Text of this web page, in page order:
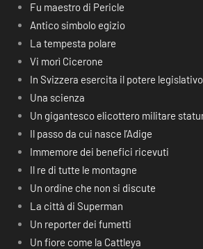
Fu maestro di Pericle
Antico simbolo egizio
La tempesta polare
Vi morì Cicerone
In Svizzera esercita il potere legislativo
Una scienza
Un gigantesco elicottero militare
Il passo da cui nasce l’Adige
Immemore dei benefici ricevuti
Il re di tutte le montagne
Un ordine che non si discute
La città di Superman
Un reporter dei fumetti
Un fiore come la Cattleya